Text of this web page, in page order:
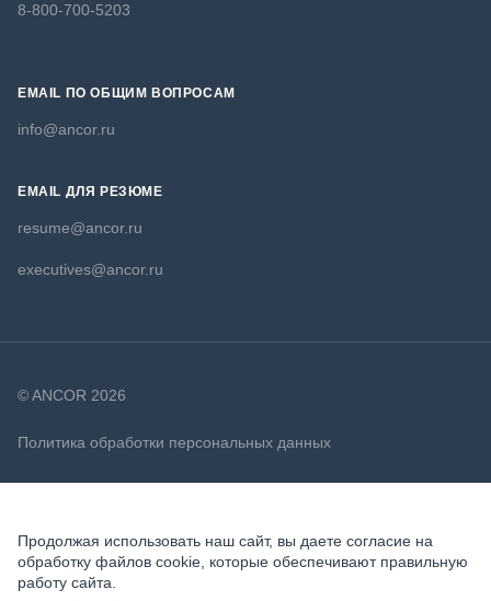
8-800-700-5203
EMAIL ПО ОБЩИМ ВОПРОСАМ
info@ancor.ru
EMAIL ДЛЯ РЕЗЮМЕ
resume@ancor.ru
executives@ancor.ru
© ANCOR 2026
Политика обработки персональных данных
Продолжая использовать наш сайт, вы даете согласие на
обработку файлов cookie, которые обеспечивают правильную
работу сайта.